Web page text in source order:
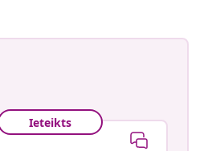
Ieteikts